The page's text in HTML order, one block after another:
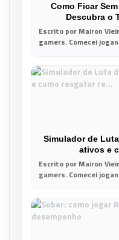
Como Ficar
Descubra o
Escrito por Mairon
gamers. Comecei
Simulador de
ativos e
Escrito por Mairon
gamers. Comecei